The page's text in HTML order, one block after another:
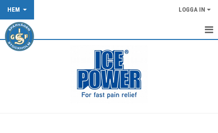
HEM LOGGA IN
START